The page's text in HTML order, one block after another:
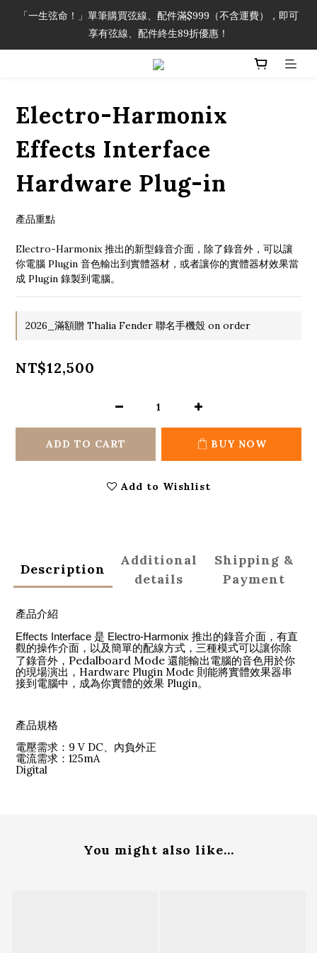
「一生弦命！」單筆購買弦線、配件滿$999（不含運費），即可
享有弦線、配件終生89折優惠！
「一生弦命！」單筆購買弦線、配件滿$999（不含運費），即可
享有弦線、配件終生89折優惠！
加入會員即領2000元購物金。 加入購物車查看更多折扣！
「一生弦命！」單筆購買弦線、配件滿$999（不含運費），即可
享有弦線、配件終生89折優惠！
Electro-Harmonix
Effects Interface
Hardware Plug-in
產品重點
Electro-Harmonix 推出的新型錄音介面，除了錄音外，可以讓
你電腦 Plugin 音色輸出到實體器材，或者讓你的實體器材效果當
成 Plugin 錄製到電腦。
2026_滿額贈 Thalia Fender 聯名手機殼 on order
NT$12,500
ADD TO CART BUY NOW
Add to Wishlist
Description
Additional
details
Shipping &
Payment
產品介紹
Effects Interface 是 Electro-Harmonix 推出的錄音介面，有直
觀的操作介面，以及簡單的配線方式，三種模式可以讓你除
了錄音外， Pedalboard Mode 還能輸出電腦的音色用於你
的現場演出，Hardware Plugin Mode 則能將實體效果器串
接到電腦中，成為你實體的效果 Plugin。
產品規格
電壓需求：9 V DC、內負外正
電流需求：125mA
Digital
You might also like...